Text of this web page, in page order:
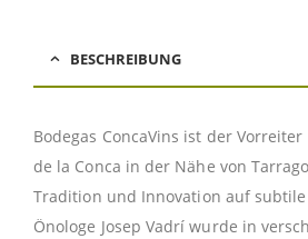
BESCHREIBUNG
Bodegas ConcaVins ist der
de la Conca in der Nähe von
Tradition und Innovation auf subtile
Önologe Josep Vadrí wurde in